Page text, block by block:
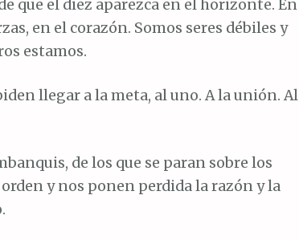
que el diez aparezca en el horizonte. En
en el corazón. Somos seres débiles y
estamos.
llegar a la meta, al uno. A la unión. Al
de los que se paran sobre los
y nos ponen perdida la razón y la